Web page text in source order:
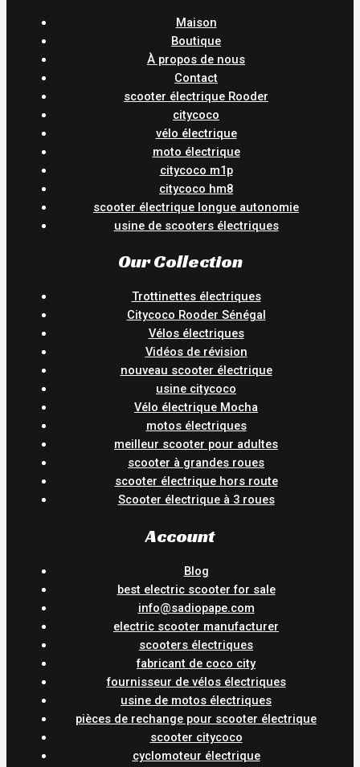
Maison
Boutique
À propos de nous
Contact
scooter électrique Rooder
citycoco
vélo électrique
moto électrique
citycoco m1p
citycoco hm8
scooter électrique longue autonomie
usine de scooters électriques
Our Collection
Trottinettes électriques
Citycoco Rooder Sénégal
Vélos électriques
Vidéos de révision
nouveau scooter électrique
usine citycoco
Vélo électrique Mocha
motos électriques
meilleur scooter pour adultes
scooter à grandes roues
scooter électrique hors route
Scooter électrique à 3 roues
Account
Blog
best electric scooter for sale
info@sadiopape.com
electric scooter manufacturer
scooters électriques
fabricant de coco city
fournisseur de vélos électriques
usine de motos électriques
pièces de rechange pour scooter électrique
scooter citycoco
cyclomoteur électrique